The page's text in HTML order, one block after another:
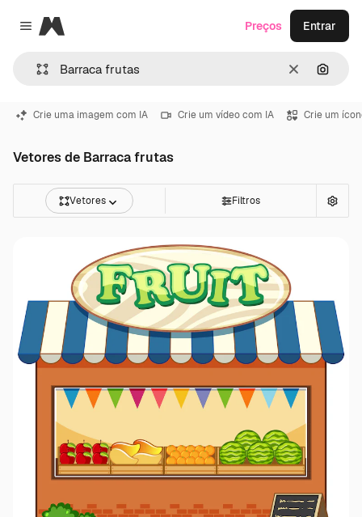
Close menu
Magnific
Limpar
Preços Entrar
Crie uma imagem com IA Crie um vídeo com IA Crie um
Vetores de Barraca frutas
Vetores Filtros